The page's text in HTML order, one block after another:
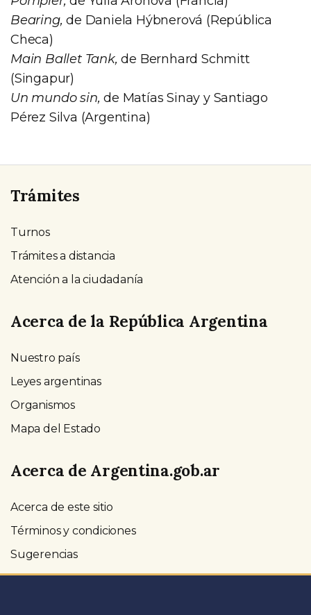
Bearing, de Daniela Hýbnerová (República
Checa)
Main Ballet Tank, de Bernhard Schmitt
(Singapur)
Un mundo sin, de Matías Sinay y Santiago
Pérez Silva (Argentina)
Trámites
Turnos
Trámites a distancia
Atención a la ciudadanía
Acerca de la República Argentina
Nuestro país
Leyes argentinas
Organismos
Mapa del Estado
Acerca de Argentina.gob.ar
Acerca de este sitio
Términos y condiciones
Sugerencias